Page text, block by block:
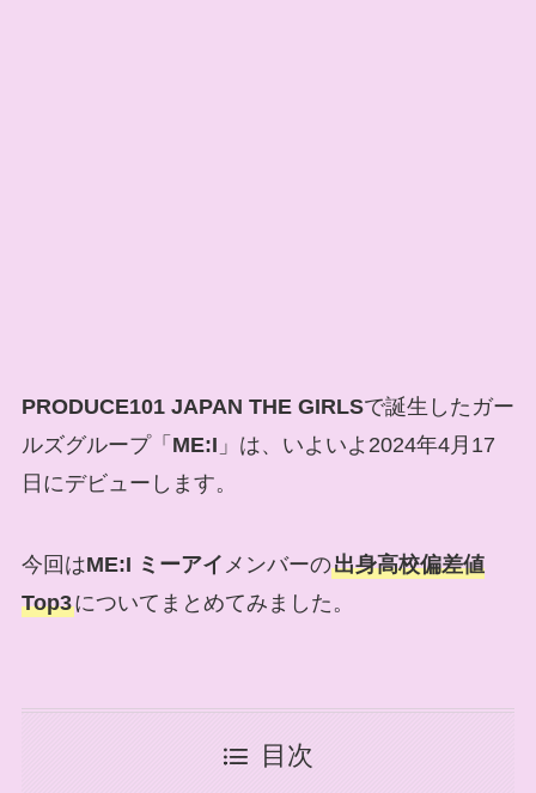
PRODUCE101 JAPAN THE GIRLSで誕生したガー
ルズグループ「 ME:I 」は、いよいよ2024年4月17
日にデビューします。
今回はME:I ミーアイ メンバーの出身高校偏差値
Top3についてまとめてみました。
目次